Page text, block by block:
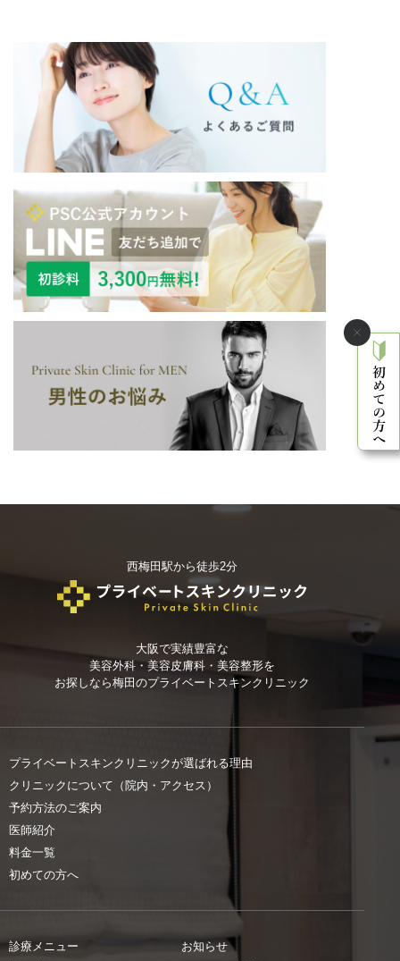
西梅田駅から徒歩2分
大阪で実績豊富な
美容外科・美容皮膚科・美容整形を
お探しなら梅田のプライベートスキンクリニック
プライベートスキンクリニックが選ばれる理由
クリニックについて（院内・アクセス）
予約方法のご案内
医師紹介
料金一覧
初めての方へ
診療メニュー
お知らせ